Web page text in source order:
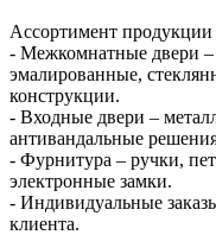
Ассортимент продукции
- Межкомнатные двери
эмалированные,
конструкции.
- Входные двери –
антивандальные
- Фурнитура – ручки,
электронные замки.
- Индивидуальные
клиента.